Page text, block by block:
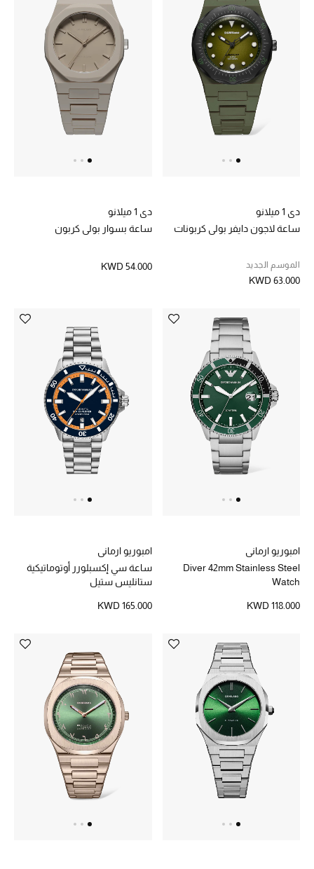
عرض جميع المنتجات
خصومات
ما وصلنا حديثاً
الموسم الجديد
تشكيلة المناسبات للنساء
الملابس الرياضية النسائية
تشكيلة الأعراس
حقائب وأحذية متطابقة
هدايا للنساء
ركن الفخامة
جميع الإكسسورات النسائية
موضة نسائية
تسوقوا للنساء
الحقائب
الموسم الجديد
دي 1 ميلانو
ساعة لاجون دايفر بولي كربونات
الموسم الجديد
KWD 63.000
دي 1 ميلانو
ساعة بسوار بولي كربون
KWD 54.000
امبوريو ارماني
Diver 42mm Stainless Steel
Watch
KWD 118.000
امبوريو ارماني
ساعة سي إكسبلورر أوتوماتيكية
ستانليس ستيل
KWD 165.000